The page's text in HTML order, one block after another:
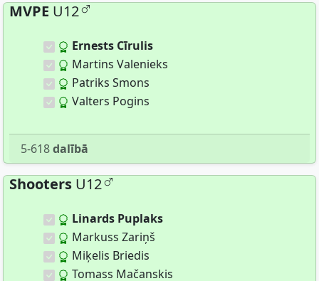
MVPE U12
Ernests Cīrulis
Martins Valenieks
Patriks Smons
Valters Pogins
5-618dalībā
Shooters U12
Linards Puplaks
Markuss Zariņš
Miķelis Briedis
Tomass Mačanskis